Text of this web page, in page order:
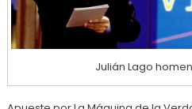
Julián Lago